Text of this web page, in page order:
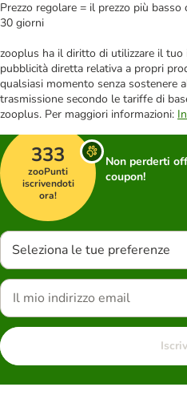
Prezzo regolare = il prezzo più
30 giorni
zooplus ha il diritto di utilizzare il tuo
pubblicità diretta relativa a propri
qualsiasi momento senza sostenere
trasmissione secondo le tariffe di
zooplus. Per maggiori informazioni:
333
zooPunti
iscrivendoti
ora!
Non perderti
coupon!
Seleziona le tue preferenze